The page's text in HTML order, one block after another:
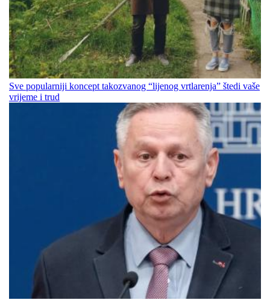
Sve popularniji koncept takozvanog “lijenog vrtlarenja” štedi vaše
vrijeme i trud